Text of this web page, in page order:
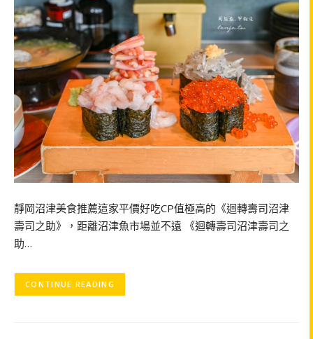
靜岡沼津美食推薦這家平價好吃CP值極高的《迴轉壽司沼津
壽司之助》，距離沼津魚市場並不遠 《迴轉壽司沼津壽司之
助…
CONTINUE READING